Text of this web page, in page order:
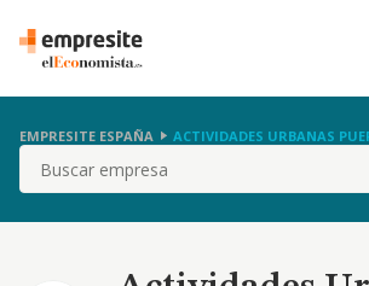
EMPRESITE ESPAÑA ACTIVIDADES URBANAS
Buscar